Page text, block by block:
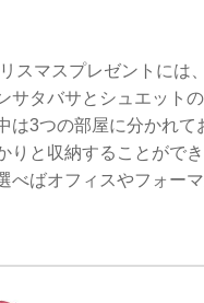
スマスプレゼントには
サタバサとシュエット
は3つの部屋に分かれて
りと収納することがで
べばオフィスやフォー